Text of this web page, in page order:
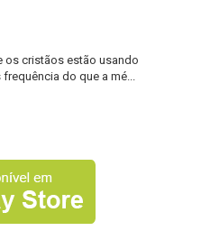
os cristãos estão usando
do que a mé...